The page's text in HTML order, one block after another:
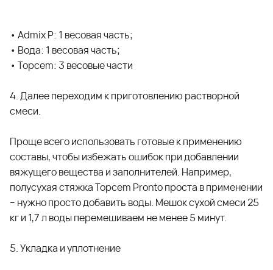
• Admix P: 1 весовая часть;
• Вода: 1 весовая часть;
• Topcem: 3 весовые части
4. Далее переходим к приготовлению растворной
смеси.
Проще всего использовать готовые к применению
составы, чтобы избежать ошибок при добавлении
вяжущего вещества и заполнителей. Например,
полусухая стяжкаTopcem Prontoпроста в применении
– нужно просто добавить воды. Мешок сухой смеси 25
кг и 1,7 л воды перемешиваем не менее 5 минут.
5. Укладка и уплотнение